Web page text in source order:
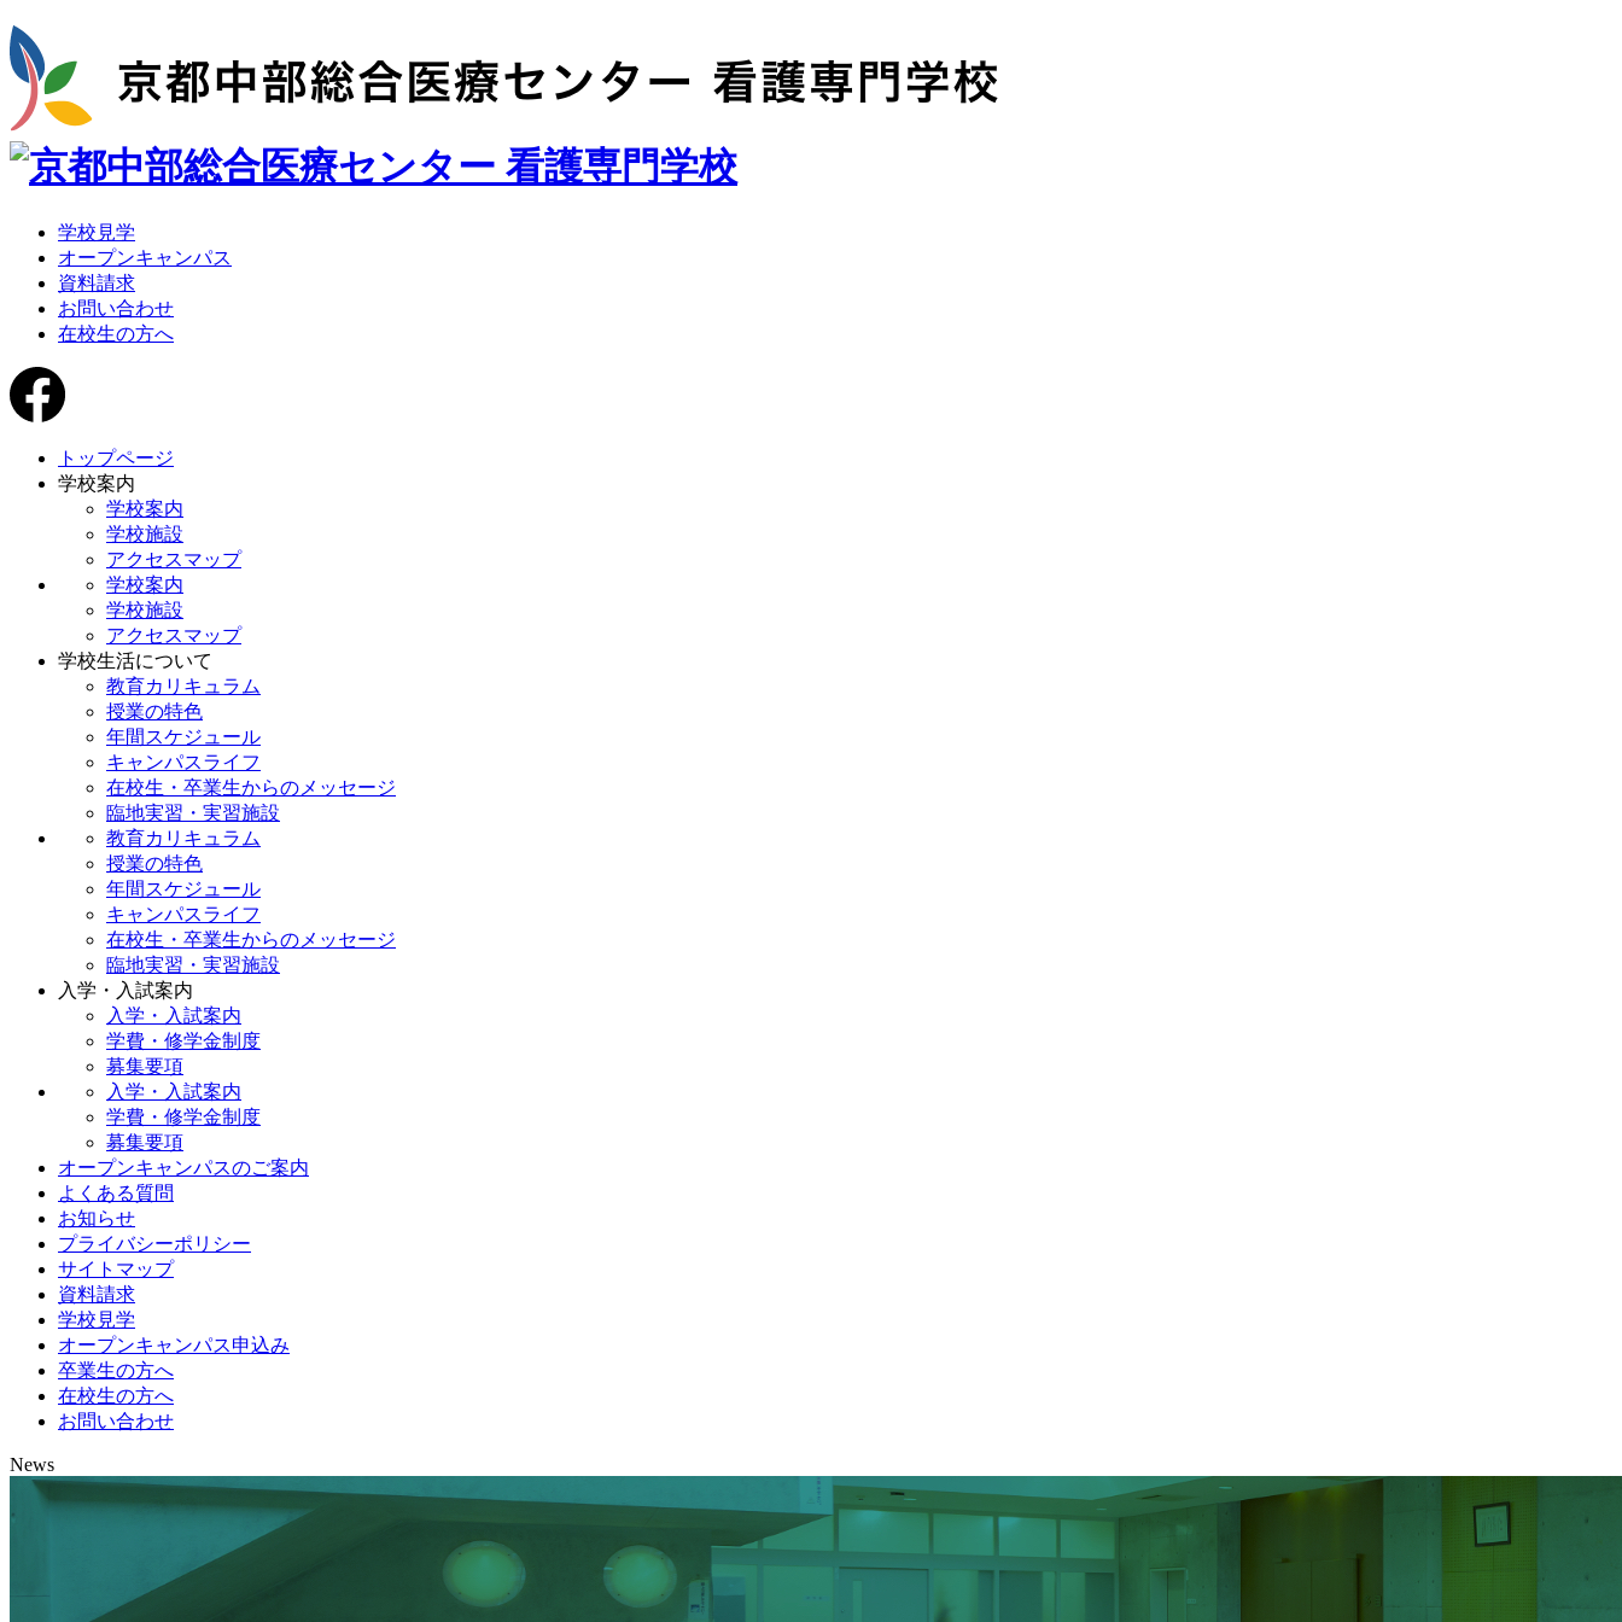
学校見学
オープンキャンパス
資料請求
お問い合わせ
在校生の方へ
トップページ
学校案内
学校案内
学校施設
アクセスマップ
学校案内
学校施設
アクセスマップ
学校生活について
教育カリキュラム
授業の特色
年間スケジュール
キャンパスライフ
在校生・卒業生からのメッセージ
臨地実習・実習施設
教育カリキュラム
授業の特色
年間スケジュール
キャンパスライフ
在校生・卒業生からのメッセージ
臨地実習・実習施設
入学・入試案内
入学・入試案内
学費・修学金制度
募集要項
入学・入試案内
学費・修学金制度
募集要項
オープンキャンパスのご案内
よくある質問
お知らせ
プライバシーポリシー
サイトマップ
資料請求
学校見学
オープンキャンパス申込み
卒業生の方へ
在校生の方へ
お問い合わせ
News